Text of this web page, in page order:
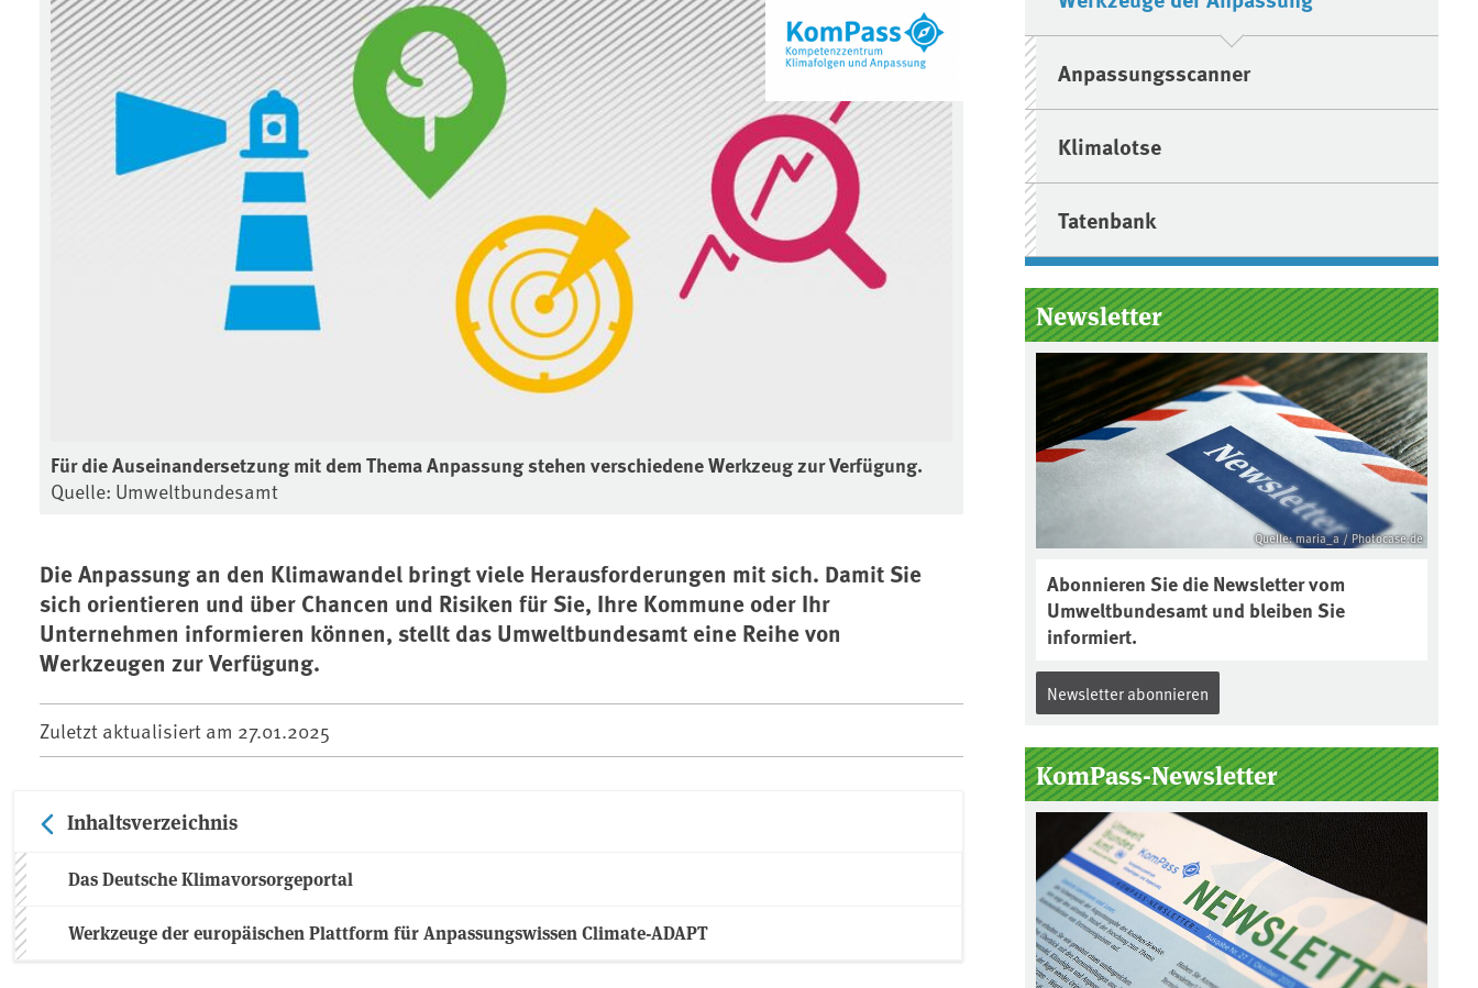
Für die Auseinandersetzung mit dem Thema Anpassung stehen verschiedene Werkzeug zur Verfügung.
Quelle: Umweltbundesamt
Die Anpassung an den Klimawandel bringt viele Herausforderungen mit sich. Damit Sie
sich orientieren und über Chancen und Risiken für Sie, Ihre Kommune oder Ihr
Unternehmen informieren können, stellt das Umweltbundesamt eine Reihe von
Werkzeugen zur Verfügung.
Zuletzt aktualisiert am 27.01.2025
Inhaltsverzeichnis
Das Deutsche Klimavorsorgeportal
Werkzeuge der europäischen Plattform für Anpassungswissen Climate-ADAPT
Anpassungsscanner
Klimalotse
Tatenbank
Newsletter
Quelle: maria_a / Photocase.de
Abonnieren Sie die Newsletter vom
Umweltbundesamt und bleiben Sie
informiert.
Newsletter abonnieren
KomPass-Newsletter